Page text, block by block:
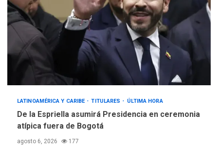
LATINOAMÉRICA Y CARIBE TITULARES ÚLTIMA HORA
De la Espriella asumirá Presidencia en ceremonia
atípica fuera de Bogotá
agosto 6, 2026 177